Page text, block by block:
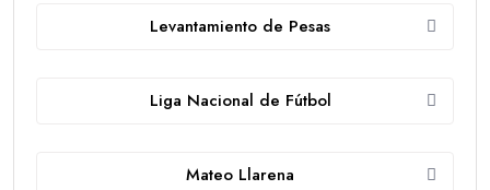
Levantamiento de Pesas
Liga Nacional de Fútbol
Mateo Llarena